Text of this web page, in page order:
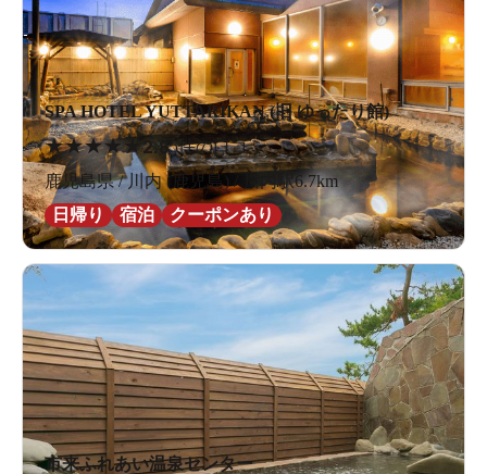
SPA HOTEL YUTTARIKAN (旧 ゆったり館)
★★★★★2.85件の口コミ
鹿児島県 / 川内 (鹿児島) / 川内駅6.7km
日帰り
宿泊 クーポンあり
市来ふれあい温泉センター